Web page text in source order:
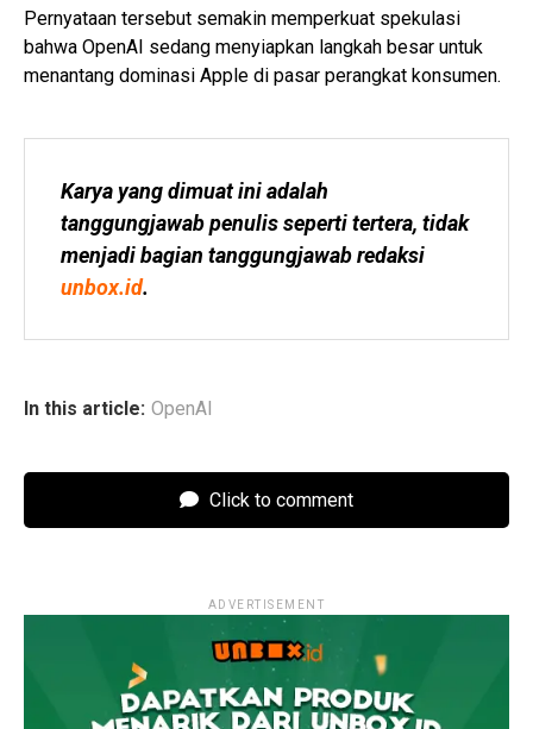
Pernyataan tersebut semakin memperkuat spekulasi
bahwa OpenAI sedang menyiapkan langkah besar untuk
menantang dominasi Apple di pasar perangkat konsumen.
Karya yang dimuat ini adalah
tanggungjawab penulis seperti tertera, tidak
unbox.id.
In this article: OpenAI
Click to comment
ADVERTISEMENT